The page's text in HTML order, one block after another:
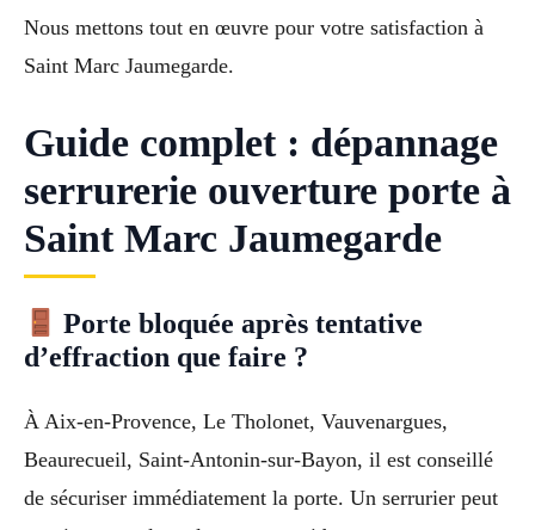
Nous mettons tout en œuvre pour votre satisfaction à
Saint Marc Jaumegarde.
Guide complet : dépannage
serrurerie ouverture porte à
Saint Marc Jaumegarde
Porte bloquée après tentative
d’effraction que faire ?
À Aix-en-Provence, Le Tholonet, Vauvenargues,
Beaurecueil, Saint-Antonin-sur-Bayon, il est conseillé
de sécuriser immédiatement la porte. Un serrurier peut